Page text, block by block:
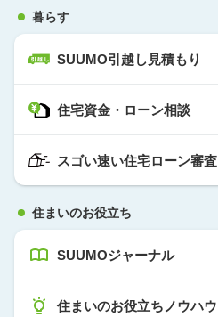
暮らす
SUUMO引越し見積もり
住宅資金・ローン相談
スゴい速い住宅ローン審査
住まいのお役立ち
SUUMOジャーナル
住まいのお役立ちノウハウ